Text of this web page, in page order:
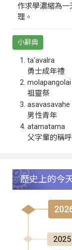
作求學濃縮為一
理。
小辭典
ta‘avalra
勇士成年禮
molapangolai
祖靈祭
asavasavahe
男性青年
atamatama
父字輩的稱呼
歷史上的今
2025